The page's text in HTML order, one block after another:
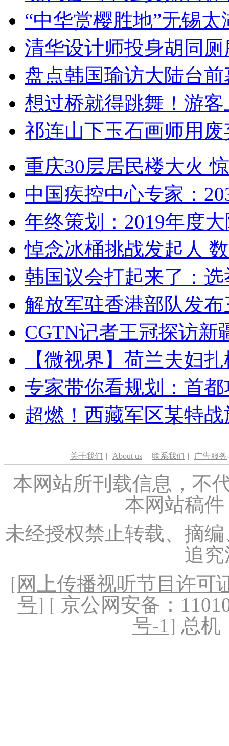
“中华赏樱胜地”无锡
清华设计师投身胡同
盘点韩国瑜访大陆台
想过桥就得跳舞！游客
祁连山下玉石画师用
重庆30层居民楼大火
中国疾控中心专家：
年终策划：2019年度
悼念冰桶挑战发起人
韩国议会打起来了：
解放军驻香港部队发
CGTN记者王冠探访新
【微视界】荷兰夫妇
专家带你看规划：首
超燃！西藏军区某特
关于我们 | About us | 联系我们 | 广告服务
本网站所刊载信息，不
本网站稿
未经授权禁止转载、摘
追
[网上传播视听节目许可
号] [ 京公网安备：
号-1] 总机